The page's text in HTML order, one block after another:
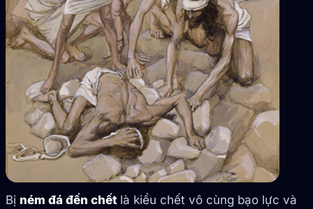
Bị ném đá đến chếtlà kiểu chết vô cùng bạo lực và